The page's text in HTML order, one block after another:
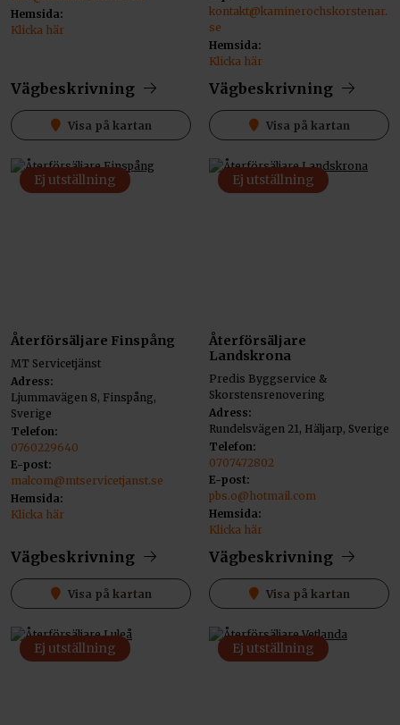
Hemsida:
Klicka här
Vägbeskrivning
Visa på kartan
kontakt@kaminerochskorstenar.
se
Hemsida:
Klicka här
Vägbeskrivning
Visa på kartan
Ej utställning
Återförsäljare Finspång
MT Servicetjänst
Adress:
Ljummavägen 8, Finspång,
Sverige
Telefon:
0760229640
E-post:
malcom@mtservicetjanst.se
Hemsida:
Klicka här
Vägbeskrivning
Visa på kartan
Ej utställning
Återförsäljare
Landskrona
Predis Byggservice &
Skorstensrenovering
Adress:
Rundelsvägen 21, Häljarp, Sverige
Telefon:
0707472802
E-post:
pbs.o@hotmail.com
Hemsida:
Klicka här
Vägbeskrivning
Visa på kartan
Ej utställning Ej utställning